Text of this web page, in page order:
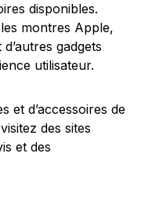
disponibles.
montres Apple,
gadgets
utilisateur.
et d’accessoires de
des sites
et des